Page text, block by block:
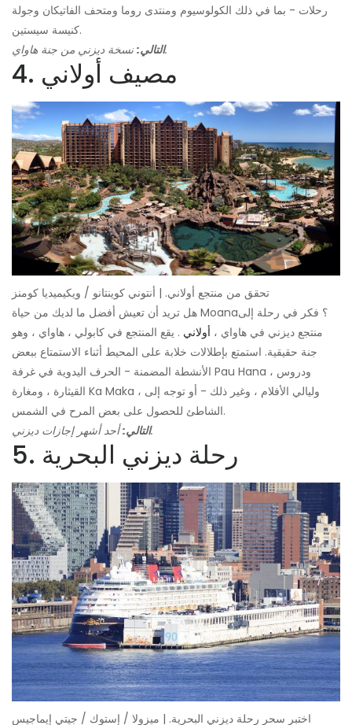
رحلات - بما في ذلك الكولوسيوم ومنتدى روما ومتحف الفاتيكان وجولة
كنيسة سيستين.
التالي:نسخة ديزني من جنة هاواي.
4. مصيف أولاني
تحقق من منتجع أولاني. | أنتوني كوينتانو / ويكيميديا ​​كومنز
هل تريد أن تعيش أفضل ما لديك من حياة Moana؟ فكر في رحلة إلى
منتجع ديزني في هاواي ، أولاني . يقع المنتجع في كابولي ، هاواي ، وهو
جنة حقيقية. استمتع بإطلالات خلابة على المحيط أثناء الاستمتاع ببعض
الأنشطة المضمنة - الحرف اليدوية في غرفة Pau Hana ، ودروس
القيثارة ، ومغارة Ka Maka ، وليالي الأفلام ، وغير ذلك - أو توجه إلى
الشاطئ للحصول على بعض المرح في الشمس.
التالي:أحد أشهر إجازات ديزني.
5. رحلة ديزني البحرية
اختبر سحر رحلة ديزني البحرية. | ميزولا / إستوك / جيتي إيماجيس